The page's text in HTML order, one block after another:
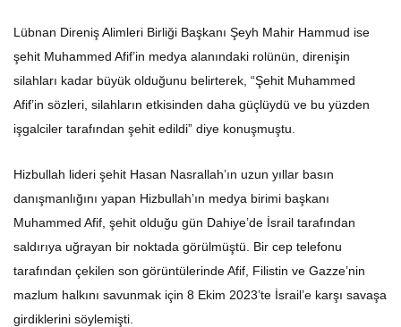
Lübnan Direniş Alimleri Birliği Başkanı Şeyh Mahir Hammud ise
şehit Muhammed Afif’in medya alanındaki rolünün, direnişin
silahları kadar büyük olduğunu belirterek, “Şehit Muhammed
Afif’in sözleri, silahların etkisinden daha güçlüydü ve bu yüzden
işgalciler tarafından şehit edildi” diye konuşmuştu.
Hizbullah lideri şehit Hasan Nasrallah’ın uzun yıllar basın
danışmanlığını yapan Hizbullah’ın medya birimi başkanı
Muhammed Afif, şehit olduğu gün Dahiye’de İsrail tarafından
saldırıya uğrayan bir noktada görülmüştü. Bir cep telefonu
tarafından çekilen son görüntülerinde Afif, Filistin ve Gazze’nin
mazlum halkını savunmak için 8 Ekim 2023’te İsrail’e karşı savaşa
girdiklerini söylemişti.